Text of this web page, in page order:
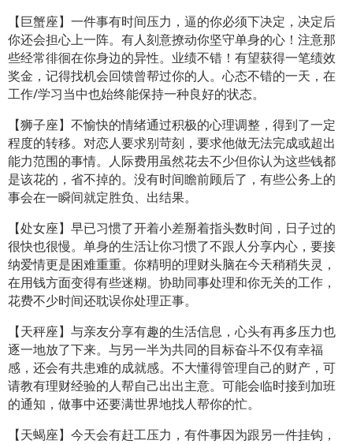
【巨蟹座】一件事有时间压力，逼的你必须下决定，决定后
你还会担心上一阵。有人刻意撩动你坚守单身的心！注意那
些经常徘徊在你身边的异性。业绩不错！有望获得一笔绩效
奖金，记得找机会回馈曾帮过你的人。心态不错的一天，在
工作/学习当中也始终能保持一种良好的状态。
【狮子座】不愉快的情绪通过积极的心理调整，得到了一定
程度的转移。对恋人要求别苛刻，要求他做无法完成或超出
能力范围的事情。人际费用虽然花去不少但你认为这些钱都
是该花的，省不掉的。没有时间瞻前顾后了，有些公务上的
事会在一瞬间就定胜负、出结果。
【处女座】早已习惯了开着小差掰着指头数时间，日子过的
很快也很慢。单身的生活让你习惯了不跟人分享内心，要接
纳爱情更是困难重重。你精明的理财头脑在今天稍稍失灵，
在用钱方面变得有些迷糊。协助同事处理和你无关的工作，
花费不少时间还耽误你处理正事。
【天秤座】与亲友分享有趣的生活信息，心头有再多压力也
逐一地放了下来。与另一半为共同的目标奋斗不仅有幸福
感，还会有共患难的成就感。不大懂得管理自己的财产，可
请教有理财经验的人帮自己出出主意。可能会临时接到加班
的通知，做事中还要满世界地找人帮你的忙。
【天蝎座】今天会有赶工压力，有件事因为跟另一件挂钩，